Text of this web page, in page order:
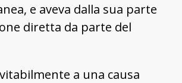
e aveva dalla sua parte
diretta da parte del
a una causa